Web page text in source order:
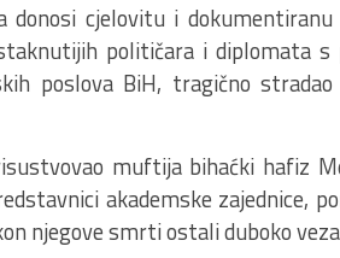
donosi cjelovitu i
političara i diplomata
poslova BiH, tragično
muftija bihaćki hafiz
akademske zajednice,
njegove smrti ostali duboko